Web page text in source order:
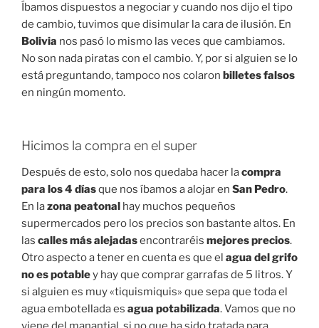
Íbamos dispuestos a negociar y cuando nos dijo el tipo
de cambio, tuvimos que disimular la cara de ilusión. En
Bolivia nos pasó lo mismo las veces que cambiamos.
No son nada piratas con el cambio. Y, por si alguien se lo
está preguntando, tampoco nos colaron billetes falsos
en ningún momento.
Hicimos la compra en el super
Después de esto, solo nos quedaba hacer lacompra
para los 4 díasque nos íbamos a alojar en San Pedro.
En lazona peatonal hay muchos pequeños
supermercados pero los precios son bastante altos. En
las calles más alejadasencontraréis mejores precios.
Otro aspecto a tener en cuenta es que el agua del grifo
no es potabley hay que comprar garrafas de 5 litros. Y
si alguien es muy «tiquismiquis» que sepa que toda el
agua embotellada es agua potabilizada. Vamos que no